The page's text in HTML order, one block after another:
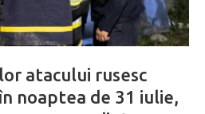
atacului rusesc
noaptea de 31 iulie,